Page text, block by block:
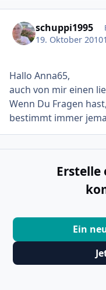
schuppi1995
19. Oktober 2010
Hallo Anna65,
auch von mir einen
Wenn Du Fragen
bestimmt immer
Erstelle
Ein